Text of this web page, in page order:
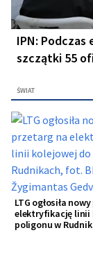
IPN: Podczas
szczątki 55
ŚWIAT
LTG ogłosiła
elektryfikację linii
poligonu w